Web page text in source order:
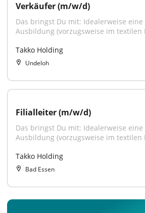
Verkäufer (m/w/d)
Das bringst Du mit: Idealerweise eine
Ausbildung (vorzugsweise im textilen
Takko Holding
Undeloh
Filialleiter (m/w/d)
Das bringst Du mit: Idealerweise eine
Ausbildung (vorzugsweise im textilen
Takko Holding
Bad Essen